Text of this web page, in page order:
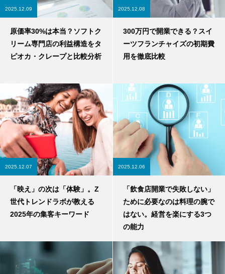
2025.12.09
原価率30%は本当？ソフトク
リーム専門店の利益構造をタ
ピオカ・クレープと比較分析
2025.12.08
300万円で開業できる？スイ
ーツフランチャイズの初期費
用を徹底比較
2025.12.07
「映え」の次は「体験」。Z
世代トレンドラボが教える
2025年の集客キーワード
2025.12.06
「飲食店開業で失敗しない」
ために必要なのは料理の腕で
はない。経営を楽にする3つ
の能力